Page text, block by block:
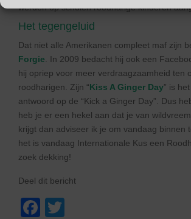
werden op scholen roodharige kinderen
Het tegengeluid
Dat niet alle Amerikanen compleet maf zijn
Forgie . In 2009 bedacht hij ook een
hij opriep voor meer verdraagzaamheid ten
roodharigen. Zijn “Kiss A Ginger Day” is
antwoord op de “Kick a Ginger Day”. Dus
heb je er een hekel aan dat je van
krijgt dan adviseer ik je om vandaag binnen
het is vandaag Internationale Kus een
zoek dekking!
Deel dit bericht
F